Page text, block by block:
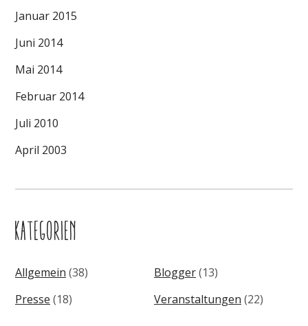
Januar 2015
Juni 2014
Mai 2014
Februar 2014
Juli 2010
April 2003
KATEGORIEN
Allgemein (38) Blogger(13)
Presse (18) Veranstaltungen (22)